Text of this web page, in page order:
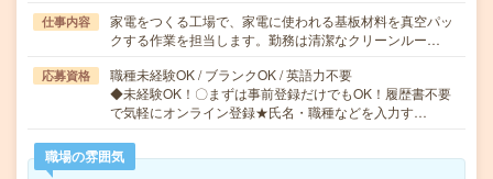
仕事内容
家電をつくる工場で、家電に使われる基板材料を真空パッ
クする作業を担当します。勤務は清潔なクリーンルー…
応募資格
職種未経験OK / ブランクOK / 英語力不要
◆未経験OK！〇まずは事前登録だけでもOK！履歴書不要
で気軽にオンライン登録★氏名・職種などを入力す…
職場の雰囲気